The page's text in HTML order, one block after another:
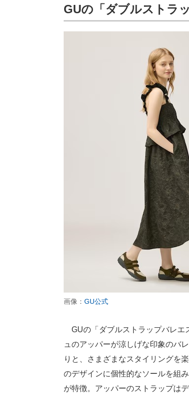
GUの「ダブルストラ
画像： GU公式
GUの「ダブルストラップバレエ
ュのアッパーが涼しげな印象のバ
りと、さまざまなスタイリングを
のデザインに個性的なソールを組
が特徴。アッパーのストラップは